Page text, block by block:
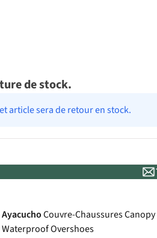
de stock.
article sera de retour en stock.
AyacuchoCouvre-Chaussures Canopy
Waterproof Overshoes